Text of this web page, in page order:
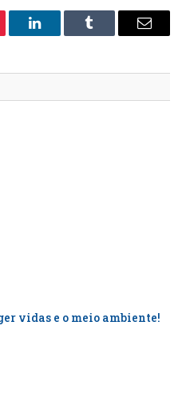
LinkedInTumblr
E-
vidas e o meio ambiente!